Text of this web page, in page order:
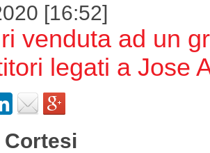
[16:52]
venduta ad un
legati a Jose
Cortesi